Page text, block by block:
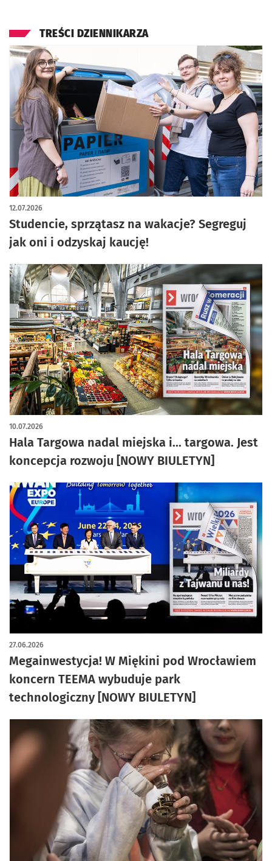
TREŚCI DZIENNIKARZA
Studencie, sprzątasz na wakacje? Segreguj
jak oni i odzyskaj kaucję!
12.07.2026
Hala Targowa nadal miejska i... targowa. Jest
koncepcja rozwoju [NOWY BIULETYN]
10.07.2026
Megainwestycja! W Miękini pod Wrocławiem
koncern TEEMA wybuduje park
technologiczny [NOWY BIULETYN]
27.06.2026